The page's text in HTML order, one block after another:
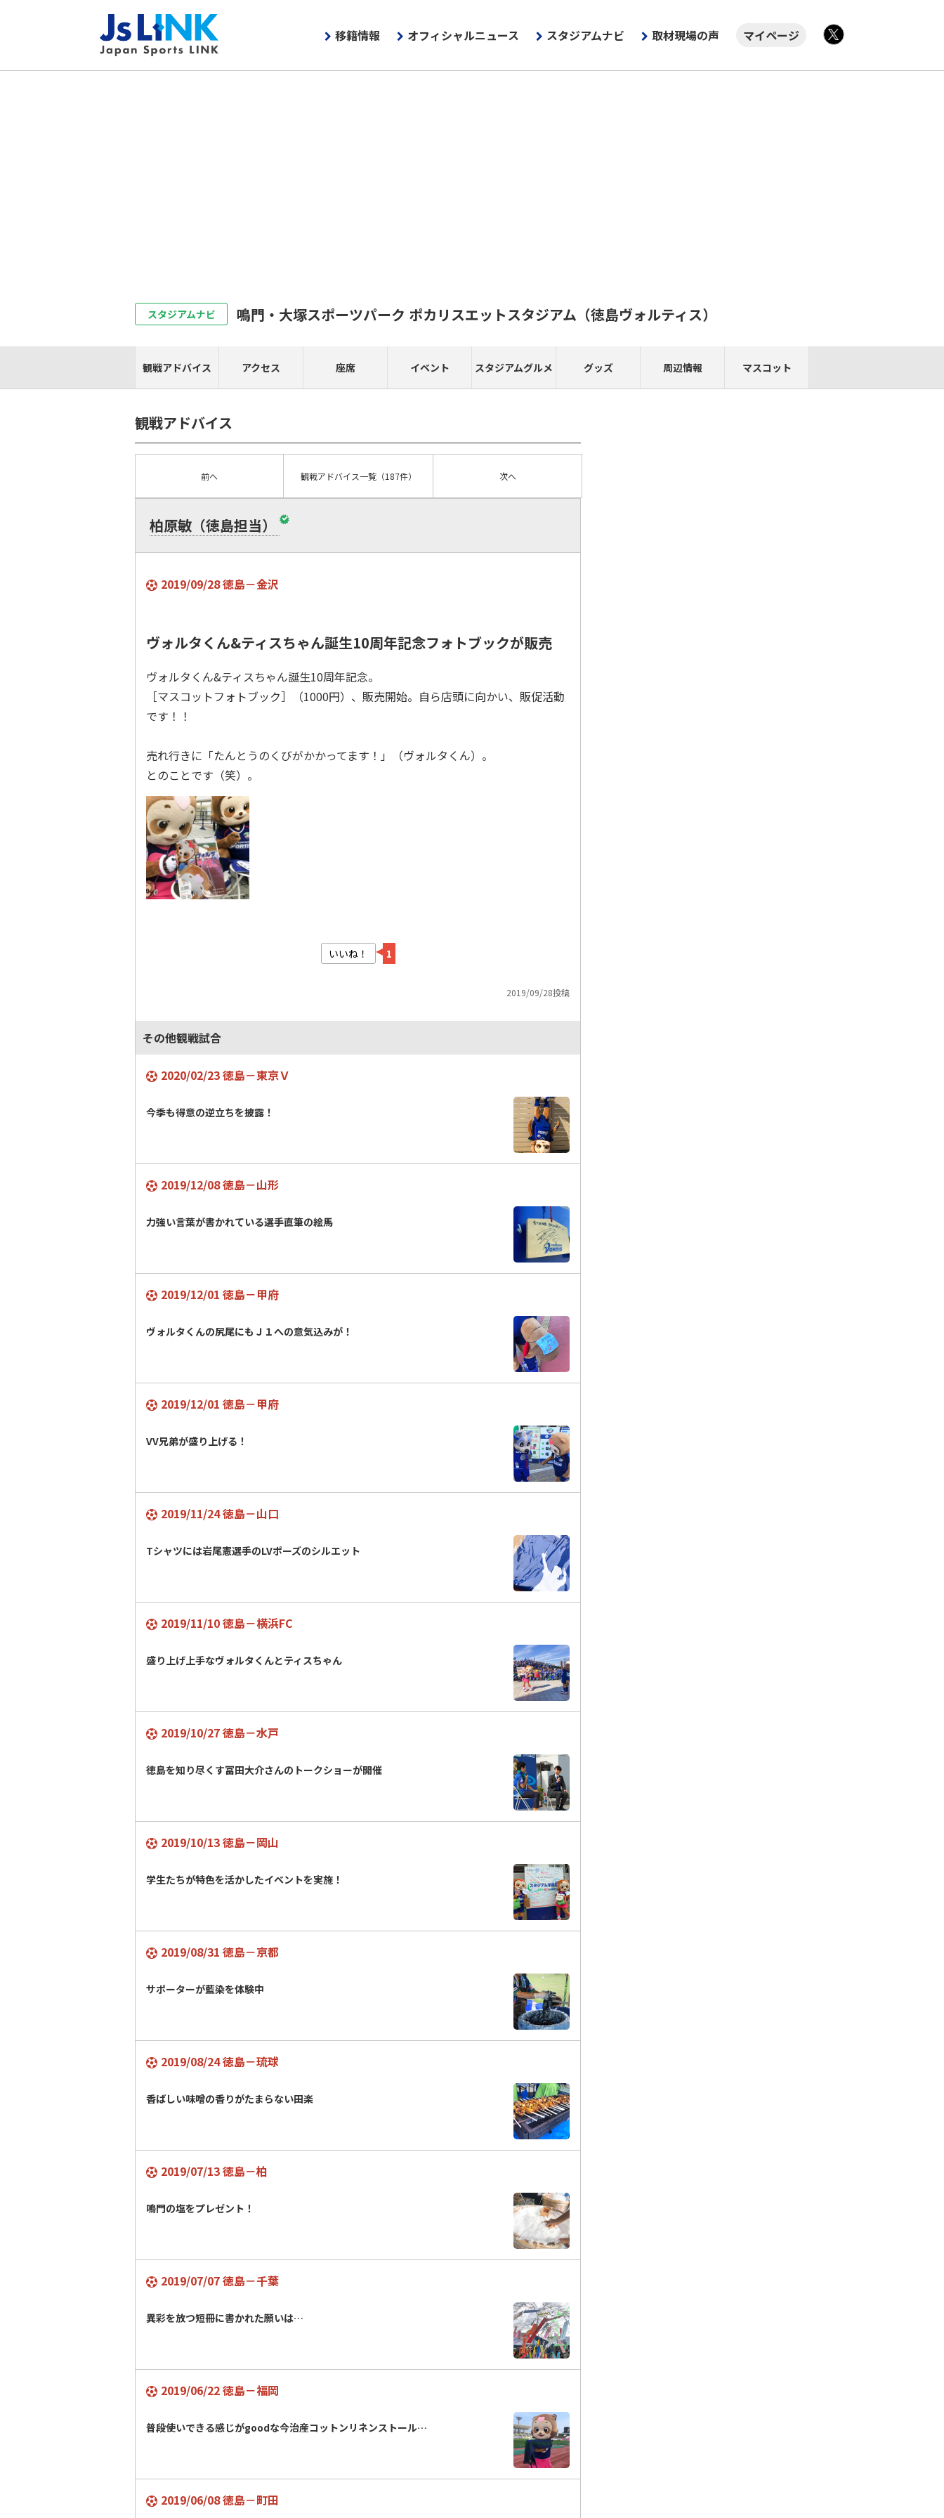
移籍情報 オフィシャルニュース スタジアムナビ 取材現場の声
マイページ
スタジアムナビ 鳴門・大塚スポーツパーク ポカリスエットスタジアム （徳島ヴォルティス）
観戦アドバイス アクセス 座席 イベント スタジアムグルメ グッズ 周辺情報 マスコット
観戦アドバイス
前へ 観戦アドバイス一覧（187件） 次へ
柏原敏（徳島担当）
2019/09/28 徳島－金沢
ヴォルタくん&ティスちゃん誕生10周年記念フォトブックが販売
ヴォルタくん&ティスちゃん誕生10周年記念。
［マスコットフォトブック］（1000円）、販売開始。自ら店頭に向かい、販促活動
です！！
売れ行きに「たんとうのくびがかかってます！」（ヴォルタくん）。
とのことです（笑）。
いいね！ 1
2019/09/28投稿
その他観戦試合
2020/02/23 徳島－東京Ｖ
今季も得意の逆立ちを披露！
2019/12/08 徳島－山形
力強い言葉が書かれている選手直筆の絵馬
2019/12/01 徳島－甲府
ヴォルタくんの尻尾にもＪ１への意気込みが！
2019/12/01 徳島－甲府
VV兄弟が盛り上げる！
2019/11/24 徳島－山口
Tシャツには岩尾憲選手のLVポーズのシルエット
2019/11/10 徳島－横浜FC
盛り上げ上手なヴォルタくんとティスちゃん
2019/10/27 徳島－水戸
徳島を知り尽くす冨田大介さんのトークショーが開催
2019/10/13 徳島－岡山
学生たちが特色を活かしたイベントを実施！
2019/08/31 徳島－京都
サポーターが藍染を体験中
2019/08/24 徳島－琉球
香ばしい味噌の香りがたまらない田楽
2019/07/13 徳島－柏
鳴門の塩をプレゼント！
2019/07/07 徳島－千葉
異彩を放つ短冊に書かれた願いは…
2019/06/22 徳島－福岡
普段使いできる感じがgoodな今治産コットンリネンストール…
2019/06/08 徳島－町田